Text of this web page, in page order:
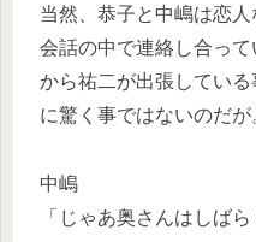
当然、恭子と中嶋は恋
会話の中で連絡し合っ
から祐二が出張してい
に驚く事ではないのだが
中嶋
「じゃあ奥さんはしば